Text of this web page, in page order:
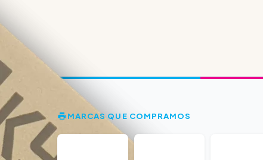
MARCAS QUE COMPRAMOS